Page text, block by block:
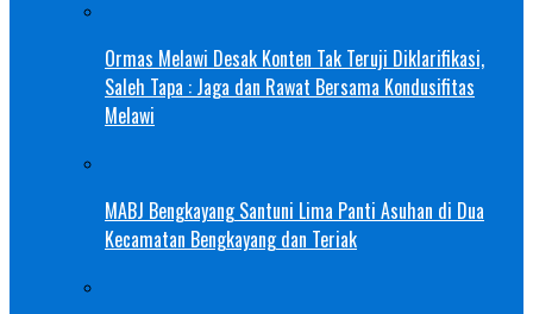
Ormas Melawi Desak Konten Tak Teruji Diklarifikasi,
Saleh Tapa : Jaga dan Rawat Bersama Kondusifitas
Melawi
MABJ Bengkayang Santuni Lima Panti Asuhan di Dua
Kecamatan Bengkayang dan Teriak